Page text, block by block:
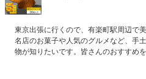
東京出張に行くので、有楽町駅周辺で
名店のお菓子や人気のグルメなど、手
物が知りたいです。皆さんのおすすめ